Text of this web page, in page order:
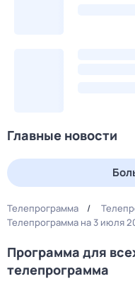
Главные новости
Телепрограмма
Телепрограмма на 3 июля
Программа для
телепрограмма